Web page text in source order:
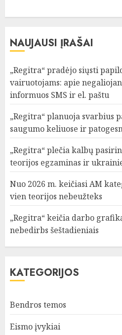
NAUJAUSI ĮRAŠAI
„Regitra“ pradėjo siųsti
vairuotojams: apie
informuos SMS ir el. paštu
„Regitra“ planuoja svarbius
saugumo keliuose ir
„Regitra“ plečia kalbų
teorijos egzaminas ir
Nuo 2026 m. keičiasi AM
vien teorijos nebeužteks
„Regitra“ keičia darbo
nebedirbs šeštadieniais
KATEGORIJOS
Bendros temos
Eismo įvykiai